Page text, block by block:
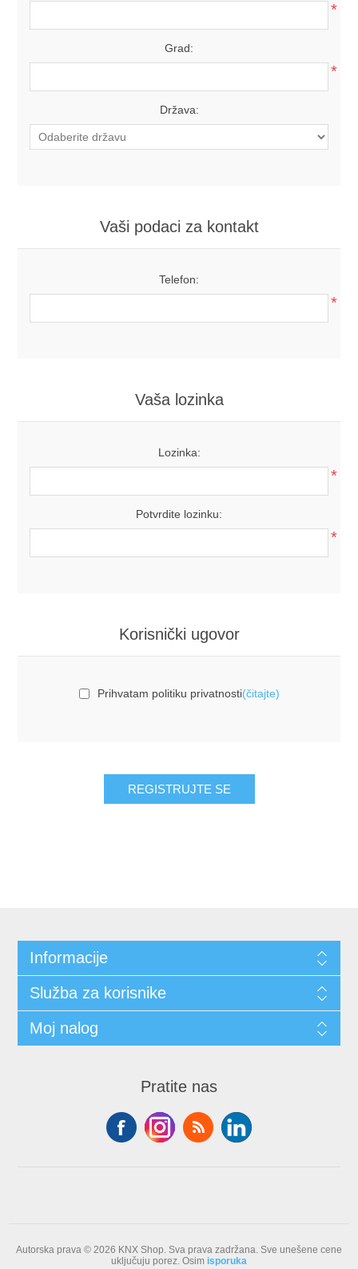
*
Grad:
*
Država:
Vaši podaci za kontakt
Telefon:
*
Vaša lozinka
Lozinka:
*
Potvrdite lozinku:
*
Korisnički ugovor
Prihvatam politiku privatnosti(čitajte)
Informacije
Služba za korisnike
Moj nalog
Pratite nas
Autorska prava © 2026 KNX Shop. Sva prava zadržana. Sve unešene cene
uključuju porez. Osim isporuka